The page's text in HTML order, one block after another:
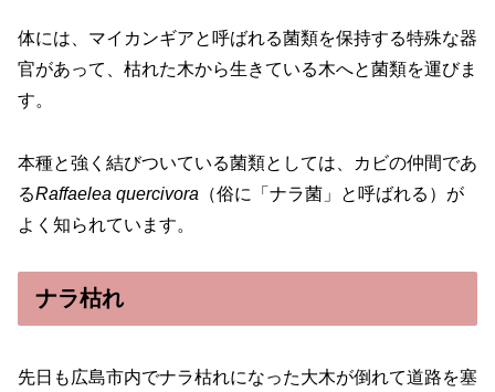
体には、マイカンギアと呼ばれる菌類を保持する特殊な器
官があって、枯れた木から生きている木へと菌類を運びま
す。
本種と強く結びついている菌類としては、カビの仲間であ
るRaffaelea quercivora （俗に「ナラ菌」と呼ばれる）が
よく知られています。
ナラ枯れ
先日も広島市内でナラ枯れになった大木が倒れて道路を塞